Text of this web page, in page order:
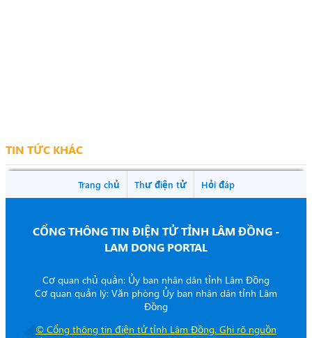
TIN TỨC KHÁC
Trang chủ Thư điện tử Hỏi đáp
CỔNG THÔNG TIN ĐIỆN TỬ TỈNH LÂM ĐỒNG -
LAM DONG PORTAL
Cơ quan chủ quản: Ủy ban nhân dân tỉnh Lâm Đồng
Cơ quan quản lý: Văn phòng Ủy ban nhân dân tỉnh Lâm
Đồng
© Cổng thông tin điện tử tỉnh Lâm Đồng. Ghi rõ nguồn